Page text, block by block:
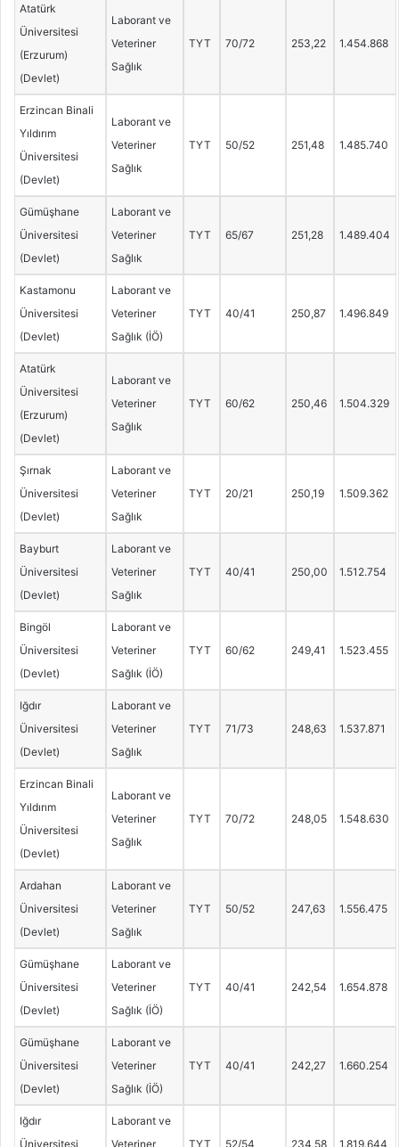
Atatürk
Üniversitesi
(Erzurum)
(Devlet)
Laborant ve
Veteriner
Sağlık
TYT 70/72 253,22 1.454.868
Erzincan Binali
Yıldırım
Üniversitesi
(Devlet)
Laborant ve
Veteriner
Sağlık
TYT 50/52 251,48 1.485.740
Gümüşhane
Üniversitesi
(Devlet)
Laborant ve
Veteriner
Sağlık
TYT 65/67 251,28 1.489.404
Kastamonu
Üniversitesi
(Devlet)
Laborant ve
Veteriner
Sağlık (İÖ)
TYT 40/41 250,87 1.496.849
Atatürk
Üniversitesi
(Erzurum)
(Devlet)
Laborant ve
Veteriner
Sağlık
TYT 60/62 250,46 1.504.329
Şırnak
Üniversitesi
(Devlet)
Laborant ve
Veteriner
Sağlık
TYT 20/21 250,19 1.509.362
Bayburt
Üniversitesi
(Devlet)
Laborant ve
Veteriner
Sağlık
TYT 40/41 250,00 1.512.754
Bingöl
Üniversitesi
(Devlet)
Laborant ve
Veteriner
Sağlık (İÖ)
TYT 60/62 249,41 1.523.455
Iğdır
Üniversitesi
(Devlet)
Laborant ve
Veteriner
Sağlık
TYT 71/73 248,63 1.537.871
Erzincan Binali
Yıldırım
Üniversitesi
(Devlet)
Laborant ve
Veteriner
Sağlık
TYT 70/72 248,05 1.548.630
Ardahan
Üniversitesi
(Devlet)
Laborant ve
Veteriner
Sağlık
TYT 50/52 247,63 1.556.475
Gümüşhane
Üniversitesi
(Devlet)
Laborant ve
Veteriner
Sağlık (İÖ)
TYT 40/41 242,54 1.654.878
Gümüşhane
Üniversitesi
(Devlet)
Laborant ve
Veteriner
Sağlık (İÖ)
TYT 40/41 242,27 1.660.254
Iğdır
Üniversitesi
Laborant ve
Veteriner
TYT 52/54 234,58 1.819.644